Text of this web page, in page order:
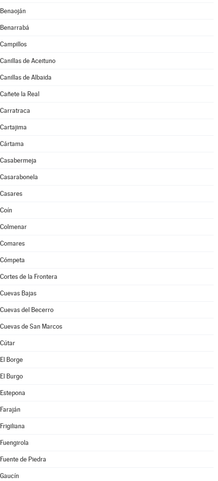
Benaoján
Benarrabá
Campillos
Canillas de Aceituno
Canillas de Albaida
Cañete la Real
Carratraca
Cartajima
Cártama
Casabermeja
Casarabonela
Casares
Coín
Colmenar
Comares
Cómpeta
Cortes de la Frontera
Cuevas Bajas
Cuevas del Becerro
Cuevas de San Marcos
Cútar
El Borge
El Burgo
Estepona
Faraján
Frigiliana
Fuengirola
Fuente de Piedra
Gaucín